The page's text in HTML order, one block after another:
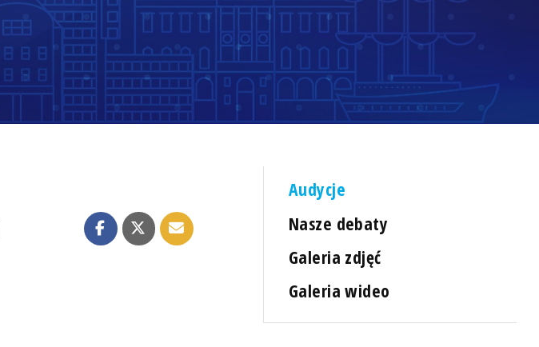
Audycje
Nasze debaty
Galeria zdjęć
Galeria wideo